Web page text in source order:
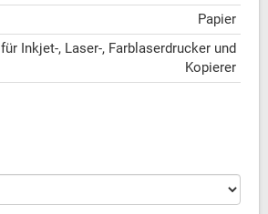
Papier
für Inkjet-, Laser-, Farblaserdrucker und
Kopierer